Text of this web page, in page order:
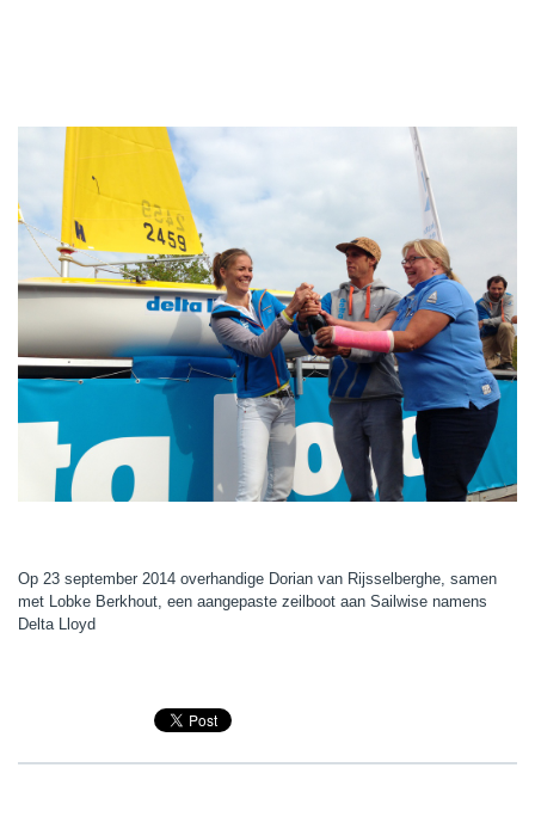
Op 23 september 2014 overhandige Dorian van Rijsselberghe, samen
met Lobke Berkhout, een aangepaste zeilboot aan Sailwise namens
Delta Lloyd